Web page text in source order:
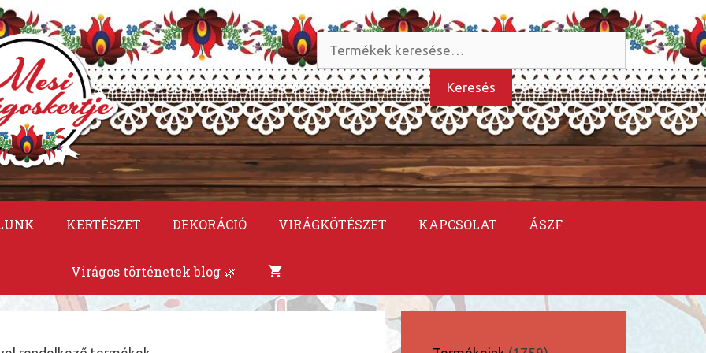
Keresés
a
következőre:
Keresés
KERTÉSZET DEKORÁCIÓ VIRÁGKÖTÉSZET KAPCSOLAT ÁSZF
Virágos történetek blog 🌿